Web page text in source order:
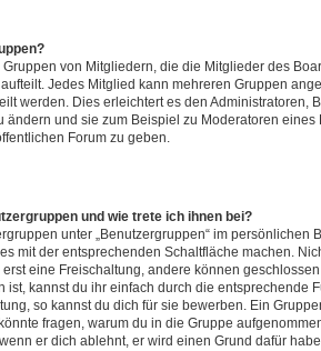
von Mitgliedern, die die Mitglieder des
Jedes Mitglied kann mehreren Gruppen
werden. Dies erleichtert es den Administratoren,
ändern und sie zum Beispiel zu Moderatoren
Forum zu geben.
und wie trete ich ihnen bei?
unter „Benutzergruppen“ im persönlichen
mit der entsprechenden Schaltfläche machen.
eine Freischaltung, andere können
ist, kannst du ihr einfach durch die entsprechende
so kannst du dich für sie bewerben. Ein
fragen, warum du in die Gruppe
er dich ablehnt, er wird einen Grund dafür